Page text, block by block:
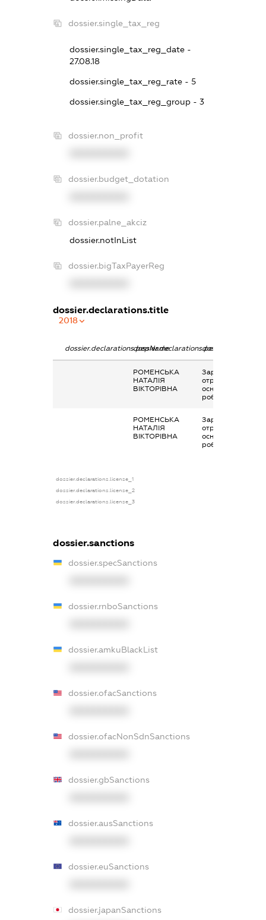
dossier.single_tax_reg
dossier.single_tax_reg_date -
27.08.18
dossier.single_tax_reg_rate - 5
dossier.single_tax_reg_group - 3
dossier.non_profit
dossier.budget_dotation
dossier.palne_akciz
dossier.notInList
dossier.bigTaxPayerReg
dossier.declarations.title
2018
dossier.declarations.pepNamedossier.declarations.personName
РОМЕНСЬКА
НАТАЛІЯ
ВІКТОРІВНА
Заробітна плата
отримана за
основним місцем
роботи
РОМЕНСЬКА
НАТАЛІЯ
ВІКТОРІВНА
Заробітна плата
отримана за
основним місцем
роботи
dossier.declarations.license_1
dossier.declarations.license_2
dossier.declarations.license_3
dossier.sanctions
dossier.specSanctions
dossier.rnboSanctions
dossier.amkuBlackList
dossier.ofacSanctions
dossier.ofacNonSdnSanctions
dossier.gbSanctions
dossier.ausSanctions
dossier.euSanctions
dossier.japanSanctions